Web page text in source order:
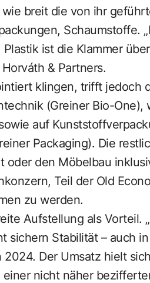
breit die von ihr
Schaumstoffe.
ist die Klammer
& Partners.
klingen, trifft jedoch
(Greiner Bio-
auf
Packaging). Die
oder den Möbelbau
Teil der Old
zu werden.
Aufstellung als Vorteil.
sichern Stabilität – auch
2024. Der Umsatz hielt
nicht näher